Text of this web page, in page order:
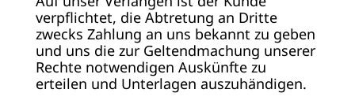
verpflichtet, die Abtretung an Dritte
zwecks Zahlung an uns bekannt zu geben
und uns die zur Geltendmachung unserer
Rechte notwendigen Auskünfte zu
erteilen und Unterlagen auszuhändigen.